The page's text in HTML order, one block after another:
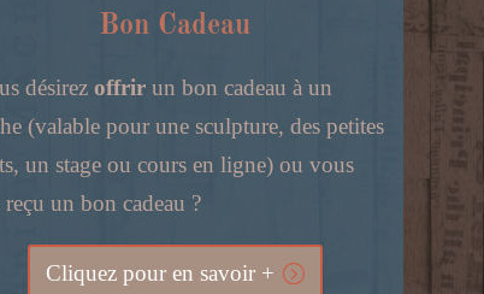
Bon Cadeau
désirez offrir un bon cadeau à un
(valable pour une sculpture, des petites
un stage ou cours en ligne) ou vous
reçu un bon cadeau ?
Cliquez pour en savoir +